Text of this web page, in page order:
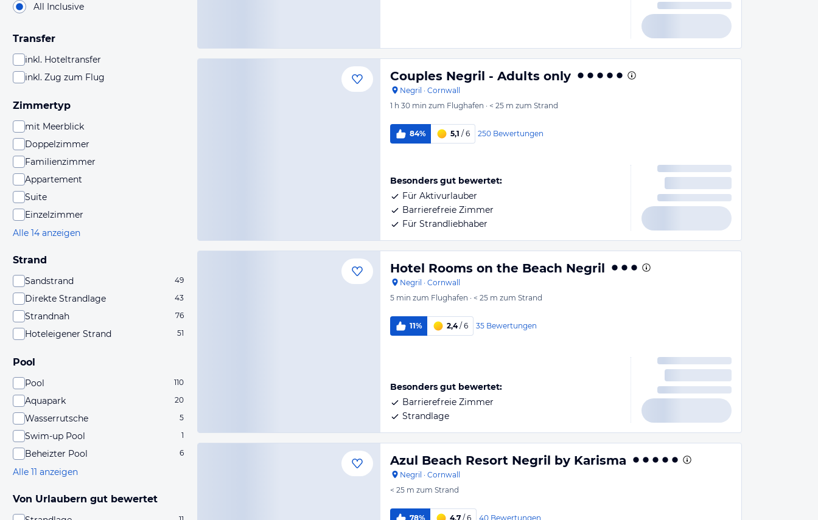
All Inclusive
Transfer
inkl. Hoteltransfer
inkl. Zug zum Flug
Zimmertyp
mit Meerblick
Doppelzimmer
Familienzimmer
Appartement
Suite
Einzelzimmer
Alle 14 anzeigen
Strand
Sandstrand 49
Direkte Strandlage 43
Strandnah 76
Hoteleigener Strand 51
Pool
Pool 110
Aquapark 20
Wasserrutsche 5
Swim-up Pool 1
Beheizter Pool 6
Alle 11 anzeigen
Von Urlaubern gut bewertet
Couples Negril - Adults only
Negril · Cornwall
1 h 30 min zum Flughafen · < 25 m zum Strand
84% 5,1 / 6 250 Bewertungen
Besonders gut bewertet:
Für Aktivurlauber
Barrierefreie Zimmer
Für Strandliebhaber
Hotel Rooms on the Beach Negril
Negril · Cornwall
5 min zum Flughafen · < 25 m zum Strand
11% 2,4/ 6 35 Bewertungen
Besonders gut bewertet:
Barrierefreie Zimmer
Strandlage
Azul Beach Resort Negril by Karisma
Negril · Cornwall
< 25 m zum Strand
78% 4,7 / 6 40 Bewertungen